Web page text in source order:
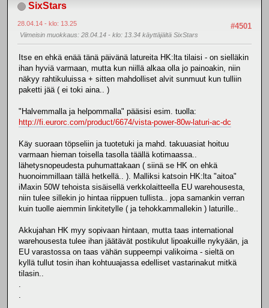
SixStars
#4501
28.04.14 - klo: 13.25
Viimeisin muokkaus: 28.04.14 - klo: 13.34 käyttäjältä SixStars
Itse en ehkä enää tänä päivänä latureita HK:lta tilaisi - on sielläkin
ihan hyviä varmaan, mutta kun niillä alkaa olla jo painoakin, niin
näkyy rahtikuluissa + sitten mahdolliset alvit sunmuut kun tulliin
paketti jää ( ei toki aina.. )
"Halvemmalla ja helpommalla" pääsisi esim. tuolla:
http://fi.eurorc.com/product/6674/vista-power-80w-laturi-ac-dc
Käy suoraan töpseliin ja tuotetuki ja mahd. takuuasiat hoituu
varmaan hieman toisella tasolla täällä kotimaassa..
lähetysnopeudesta puhumattakaan ( siinä se HK on ehkä
huonoimmillaan tällä hetkellä.. ). Malliksi katsoin HK:lta "aitoa"
iMaxin 50W tehoista sisäisellä verkkolaitteella EU warehousesta,
niin tulee sillekin jo hintaa riippuen tullista.. jopa samankin verran
kuin tuolle aiemmin linkitetylle ( ja tehokkammallekin ) laturille..
Akkujahan HK myy sopivaan hintaan, mutta taas international
warehousesta tulee ihan jäätävät postikulut lipoakuille nykyään, ja
EU varastossa on taas vähän suppeempi valikoima - sieltä on
kyllä tullut tosin ihan kohtuuajassa edelliset vastarinakut mitkä
tilasin..
.
.